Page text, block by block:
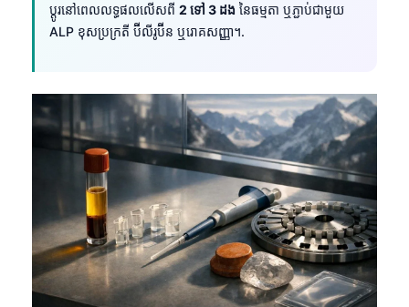
ប្តូរនៅពេលលទ្ធផលលើសពី 2 ទៅ 3 ដង នៃធម្មតា ឬភ្ជាប់ជាមួយ
ALP ខុសប្រក្រតី ប៊ីលីរូប៊ីន ឬរោគសញ្ញា។.